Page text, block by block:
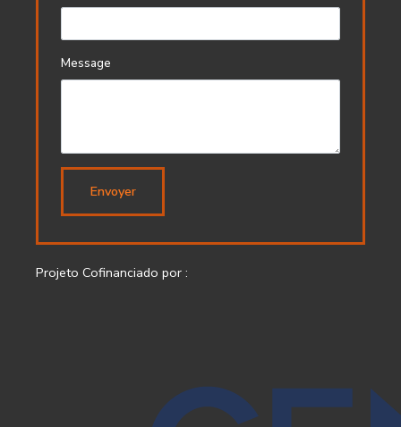
Message
Envoyer
Projeto Cofinanciado por :